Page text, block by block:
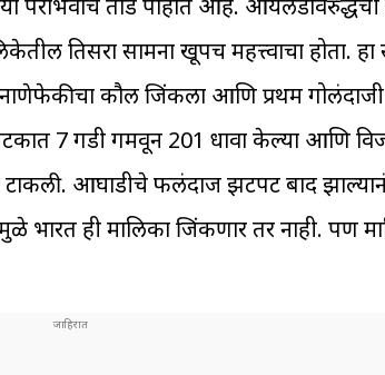
पराभवाचं तोंड पाहात आहे.
तिसरा सामना खूपच महत्त्वाचा होता.
कौल जिंकला आणि प्रथम
7 गडी गमवून 201 धावा केल्या आणि
टाकली. आघाडीचे फलंदाज झटपट बाद
भारत ही मालिका जिंकणार तर नाही. पण